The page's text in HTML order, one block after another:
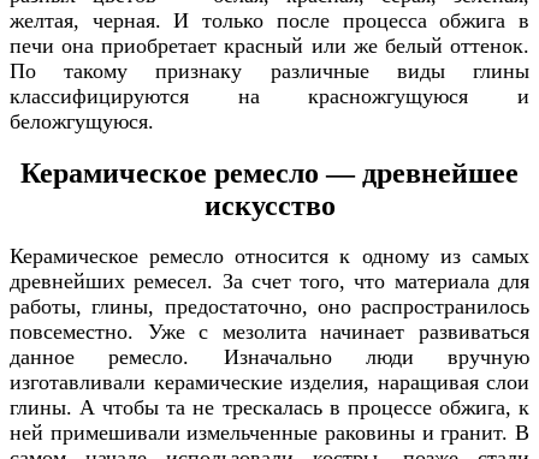
желтая, черная. И только после процесса обжига в
печи она приобретает красный или же белый оттенок.
По такому признаку различные виды глины
классифицируются на красножгущуюся и
беложгущуюся.
Керамическое ремесло — древнейшее
искусство
Керамическое ремесло относится к одному из самых
древнейших ремесел. За счет того, что материала для
работы, глины, предостаточно, оно распространилось
повсеместно. Уже с мезолита начинает развиваться
данное ремесло. Изначально люди вручную
изготавливали керамические изделия, наращивая слои
глины. А чтобы та не трескалась в процессе обжига, к
ней примешивали измельченные раковины и гранит. В